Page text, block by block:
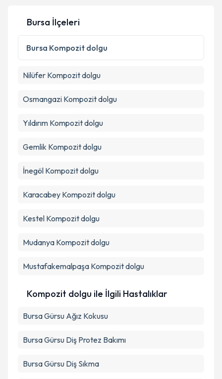
Bursa İlçeleri
Bursa Kompozit dolgu
Nilüfer Kompozit dolgu
Osmangazi Kompozit dolgu
Yıldırım Kompozit dolgu
Gemlik Kompozit dolgu
İnegöl Kompozit dolgu
Karacabey Kompozit dolgu
Kestel Kompozit dolgu
Mudanya Kompozit dolgu
Mustafakemalpaşa Kompozit dolgu
Kompozit dolgu ile İlgili Hastalıklar
Bursa Gürsu Ağız Kokusu
Bursa Gürsu Diş Protez Bakımı
Bursa Gürsu Diş Sıkma